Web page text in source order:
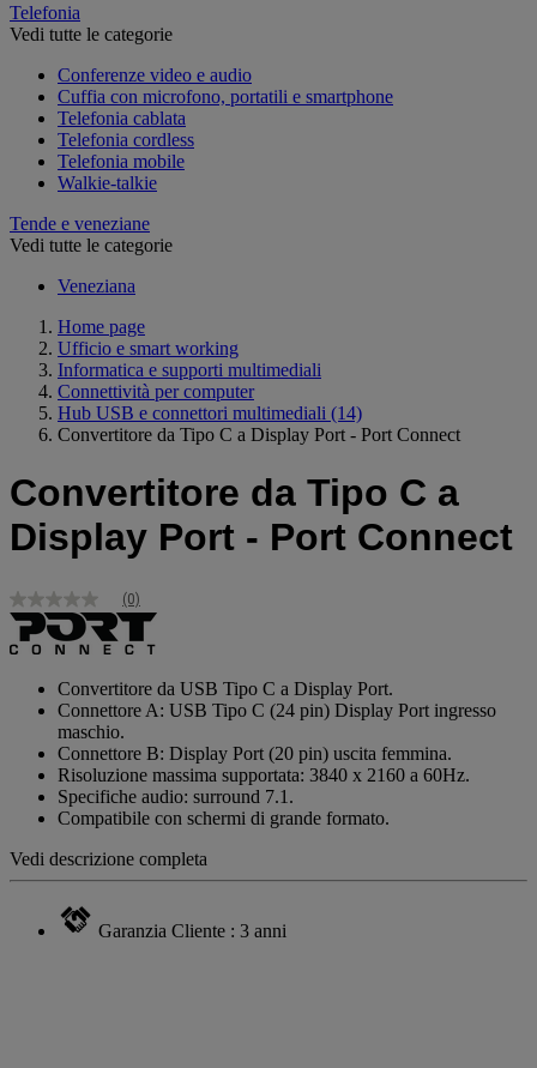
Telefonia
Vedi tutte le categorie
Conferenze video e audio
Cuffia con microfono, portatili e smartphone
Telefonia cablata
Telefonia cordless
Telefonia mobile
Walkie-talkie
Tende e veneziane
Vedi tutte le categorie
Veneziana
Home page
Ufficio e smart working
Informatica e supporti multimediali
Connettività per computer
Hub USB e connettori multimediali (14)
Convertitore da Tipo C a Display Port - Port Connect
Convertitore da Tipo C a
Display Port - Port Connect
Nessuna
valutazione
Stesso
pagina.
(0)
Convertitore da USB Tipo C a Display Port.
Connettore A: USB Tipo C (24 pin) Display Port ingresso
maschio.
Connettore B: Display Port (20 pin) uscita femmina.
Risoluzione massima supportata: 3840 x 2160 a 60Hz.
Specifiche audio: surround 7.1.
Compatibile con schermi di grande formato.
Vedi descrizione completa
Garanzia Cliente : 3 anni